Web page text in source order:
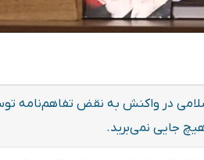
در واکنش به نقض تفاهم‌نامه
جایی نمی‌برید.